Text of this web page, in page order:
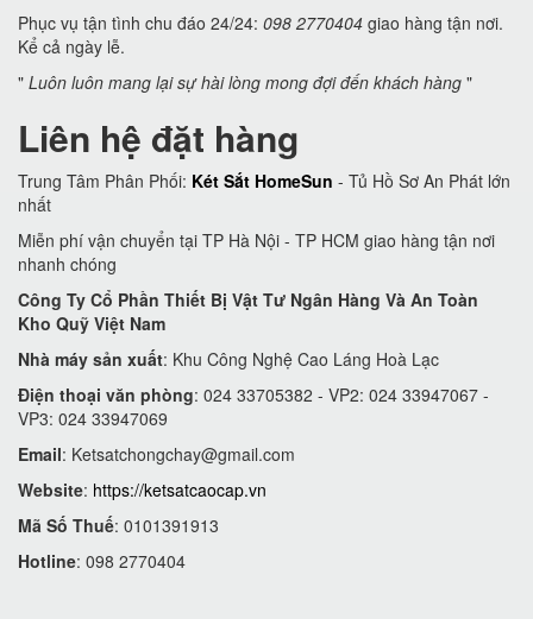
Phục vụ tận tình chu đáo 24/24: 098 2770404 giao hàng tận nơi.
Kể cả ngày lễ.
" Luôn luôn mang lại sự hài lòng mong đợi đến khách hàng "
Liên hệ đặt hàng
Trung Tâm Phân Phối: Két Sắt HomeSun - Tủ Hồ Sơ An Phát lớn
nhất
Miễn phí vận chuyển tại TP Hà Nội - TP HCM giao hàng tận nơi
nhanh chóng
Công Ty Cổ Phần Thiết Bị Vật Tư Ngân Hàng Và An Toàn
Kho Quỹ Việt Nam
Nhà máy sản xuất: Khu Công Nghệ Cao Láng Hoà Lạc
Điện thoại văn phòng: 024 33705382 - VP2: 024 33947067 -
VP3: 024 33947069
Email: Ketsatchongchay@gmail.com
Website: https://ketsatcaocap.vn
Mã Số Thuế: 0101391913
Hotline: 098 2770404